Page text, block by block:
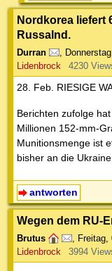
Nordkorea liefert
Russalnd.
Durran ,
Lidenbrock
4230
28. Feb. RIESIGE
Berichten zufolge
Millionen 152-mm-
Munitionsmenge ist
bisher an die
antworten
Wegen dem RU-
Brutus , Freitag,
Lidenbrock
3994